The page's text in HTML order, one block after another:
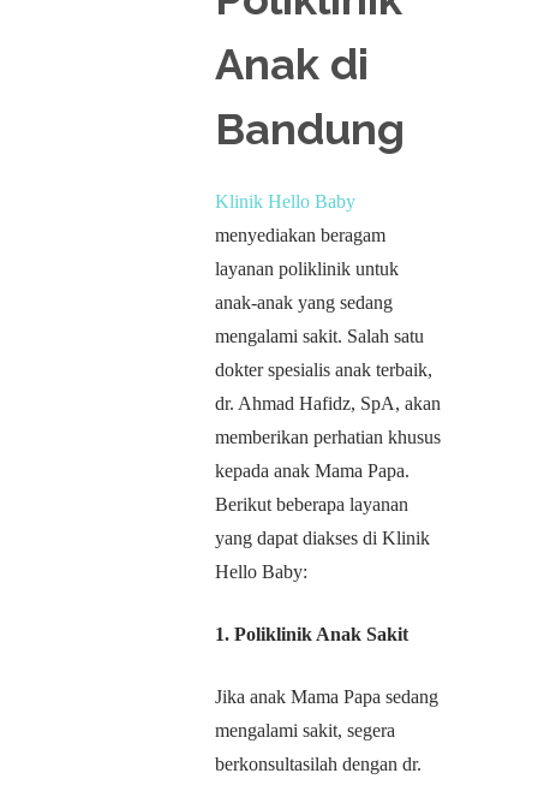
Anak di
Bandung
Klinik Hello Baby
menyediakan beragam
layanan poliklinik untuk
anak-anak yang sedang
mengalami sakit. Salah satu
dokter spesialis anak terbaik,
dr. Ahmad Hafidz, SpA, akan
memberikan perhatian khusus
kepada anak Mama Papa.
Berikut beberapa layanan
yang dapat diakses di Klinik
Hello Baby:
1. Poliklinik Anak Sakit
Jika anak Mama Papa sedang
mengalami sakit, segera
berkonsultasilah dengan dr.